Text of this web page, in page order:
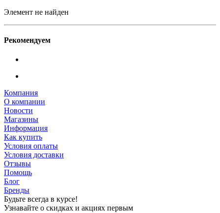
Элемент не найден
Рекомендуем
Компания
О компании
Новости
Магазины
Информация
Как купить
Условия оплаты
Условия доставки
Отзывы
Помощь
Блог
Бренды
Будьте всегда в курсе!
Узнавайте о скидках и акциях первым